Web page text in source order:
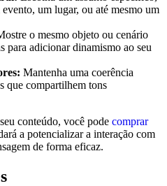
​um lugar,⁣ ou até mesmo⁢ um
o ⁢mesmo objeto ou​ cenário
para​ adicionar dinamismo ⁢ao seu
Mantenha uma coerência
que compartilhem‌ tons
conteúdo, ‌você pode comprar
a potencializar a ‍interação com
de ⁢forma eficaz.